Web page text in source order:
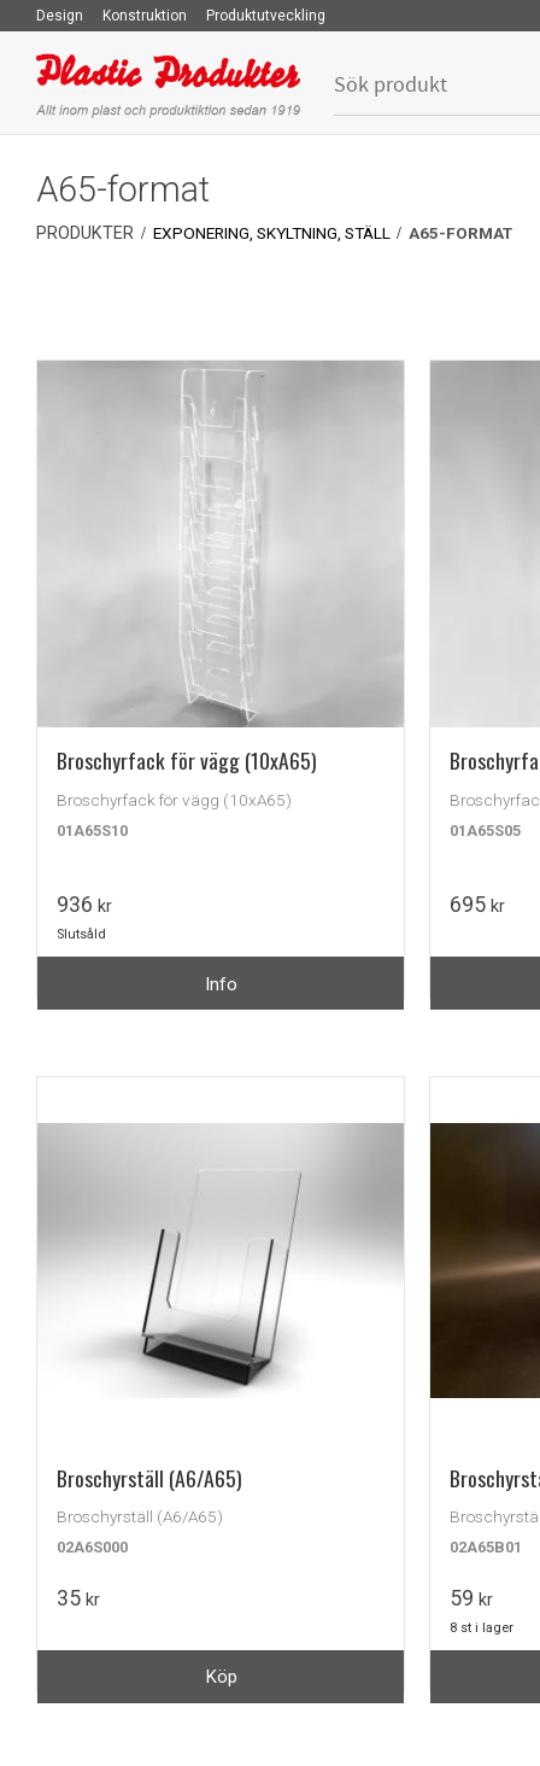
Design Konstruktion Produktutveckling
A65-format
PRODUKTER EXPONERING, SKYLTNING, STÄLL A65-FORMAT
Broschyrfack för vägg (10xA65)
Broschyrfack för vägg (10xA65)
01A65S10
936 kr
Slutsåld
Info
01A65S05
695 kr
Broschyrställ (A6/A65)
Broschyrställ (A6/A65)
02A6S000
35 kr
Köp
02A65B01
59 kr
8 st i lager